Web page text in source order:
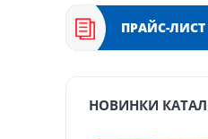
ПРАЙС-ЛИСТ
НОВИНКИ